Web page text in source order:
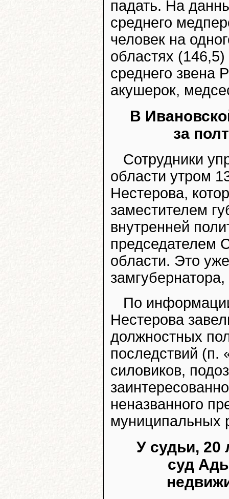
падать. На
среднего
человек на
областях
среднего звена
акушерок,
В
за
Сотрудники
области утром
Нестерова,
заместителем
внутренней
председателем
области. Это
По
Нестерова
должностных
последствий (п.
силовиков,
неназванного
муниципальных
У судьи, 20
суд